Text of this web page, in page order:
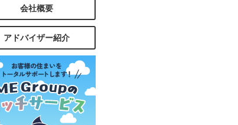
会社概要
アドバイザー紹介